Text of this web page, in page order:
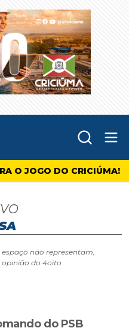
O JOGO DO CRICIÚMA!
espaço não representam,
opinião do 4oito
do PSB